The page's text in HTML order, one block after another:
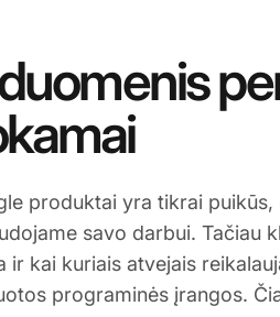
produktai yra tikrai
savo darbui. Tačiau
ir kai kuriais atvejais
programinės įrangos.